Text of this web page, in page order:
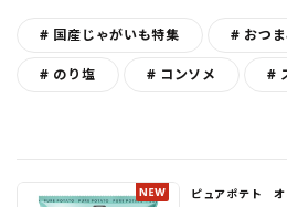
# 国産じゃがいも特集 # おつ
# のり塩 # コンソメ #
ピュアポテト オ